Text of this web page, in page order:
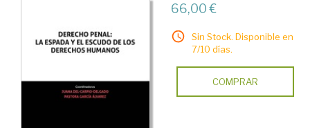
66,00 €
Sin Stock. Disponible en
7/10 días.
COMPRAR